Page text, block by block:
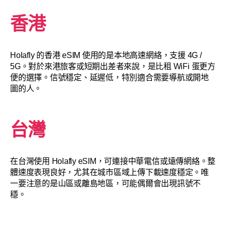
香港
Holafly 的香港 eSIM 使用的是本地高速網絡，支援 4G /
5G。對於來港旅客或短期出差者來說，是比租 WiFi 蛋更方
便的選擇。信號穩定、延遲低，特別適合需要導航或開地
圖的人。
台灣
在台灣使用 Holafly eSIM，可連接中華電信或遠傳網絡。整
體速度表現良好，尤其在城市區域上傳下載速度穩定。唯
一要注意的是山區或離島地區，可能偶爾會出現訊號不
穩。